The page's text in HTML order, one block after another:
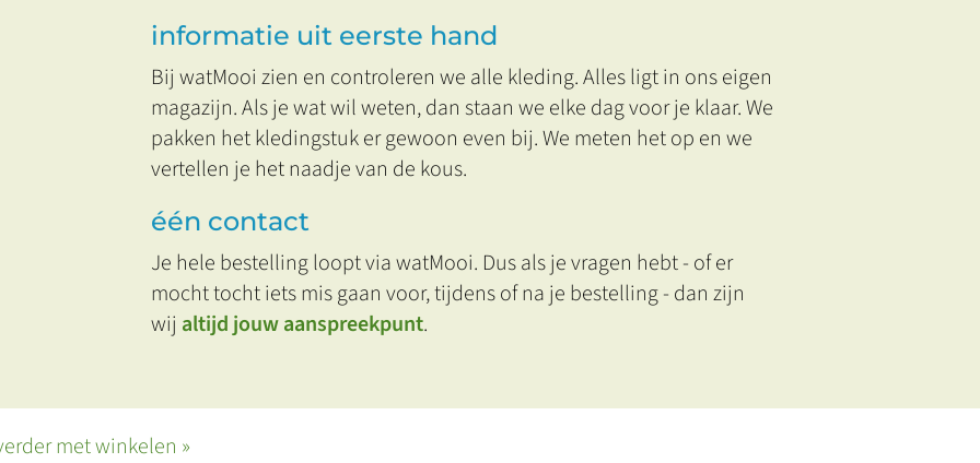
informatie uit eerste hand
Bij watMooi zien en controleren we alle kleding. Alles ligt in ons eigen
magazijn. Als je wat wil weten, dan staan we elke dag voor je klaar. We
pakken het kledingstuk er gewoon even bij. We meten het op en we
vertellen je het naadje van de kous.
één contact
Je hele bestelling loopt via watMooi. Dus als je vragen hebt - of er
mocht tocht iets mis gaan voor, tijdens of na je bestelling - dan zijn
wij altijd jouw aanspreekpunt.
met winkelen »